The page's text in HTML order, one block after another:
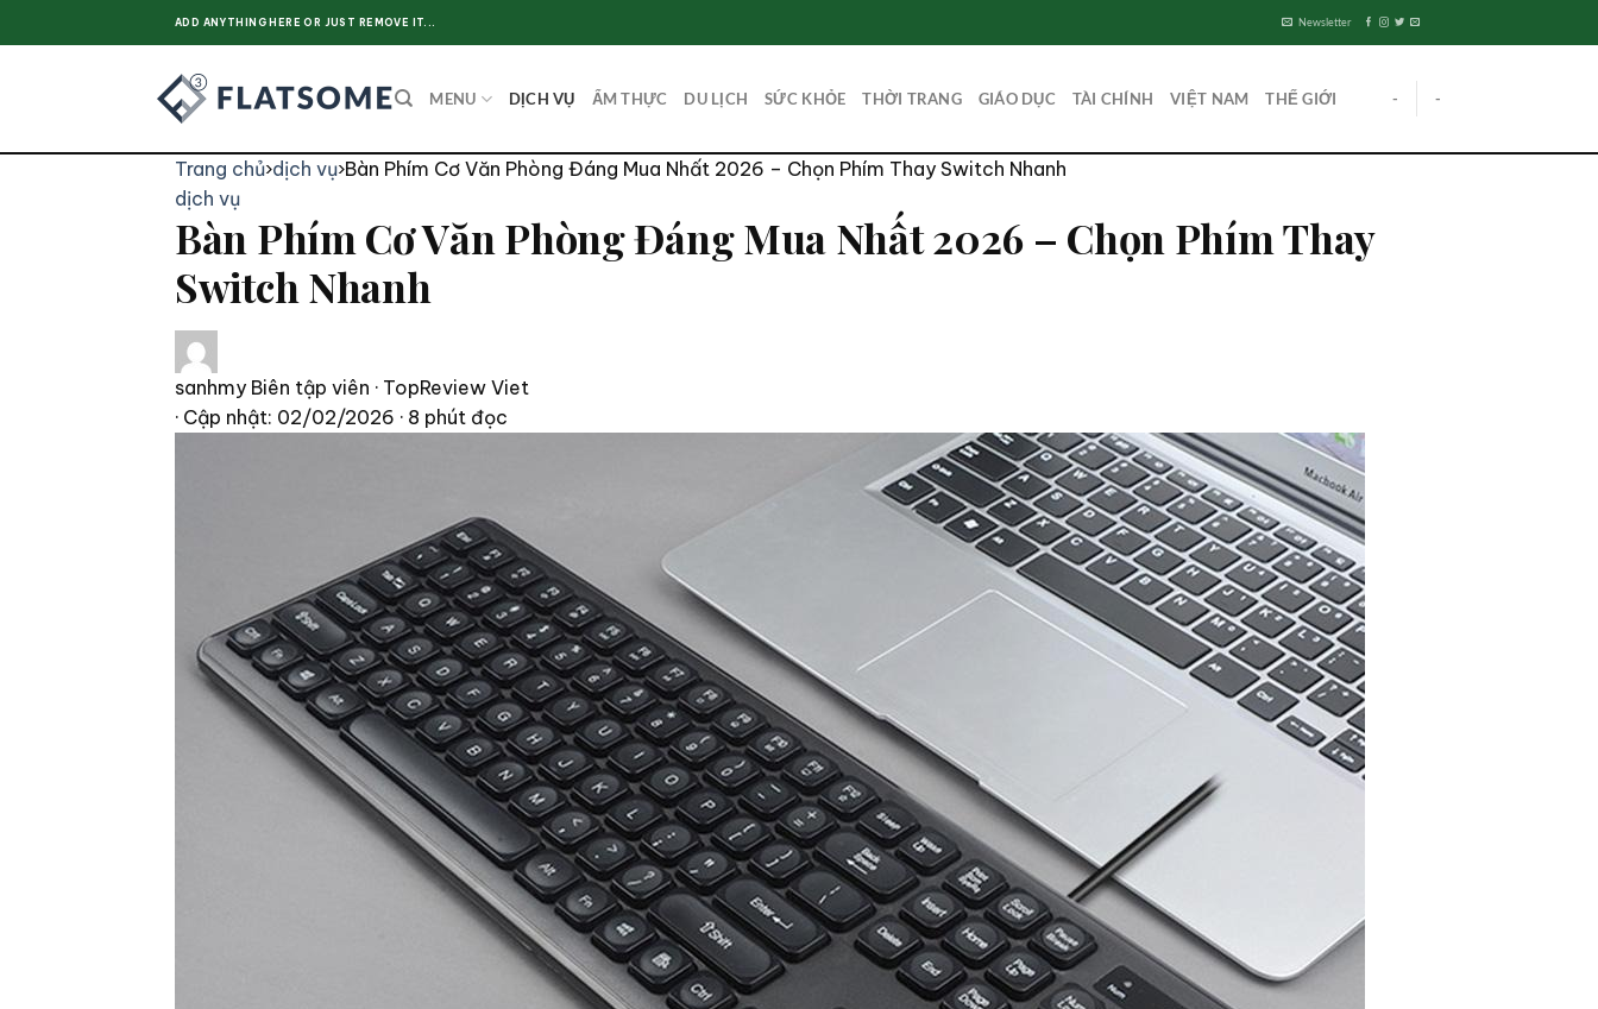
to
ADD ANYTHING HERE OR JUST REMOVE IT... Newsletter
MENU DỊCH VỤ ẨM THỰC DU LỊCH SỨC KHỎE THỜI TRANG GIÁO DỤC TÀI CHÍNH VIỆT NAM THẾ GIỚI - -
Trang chủ›dịch vụ›Bàn Phím Cơ Văn Phòng Đáng Mua Nhất 2026 – Chọn Phím Thay Switch Nhanh
dịch vụ
Bàn Phím Cơ Văn Phòng Đáng Mua Nhất 2026 – Chọn Phím Thay
Switch Nhanh
sanhmy Biên tập viên · TopReview Viet
· Cập nhật: 02/02/2026 · 8 phút đọc